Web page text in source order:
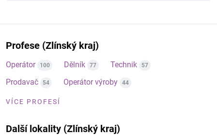
Profese (Zlínský kraj)
Operátor 100 Dělník 77 Technik 57
Prodavač 54 Operátor výroby 44
VÍCE PROFESÍ
Další lokality (Zlínský kraj)